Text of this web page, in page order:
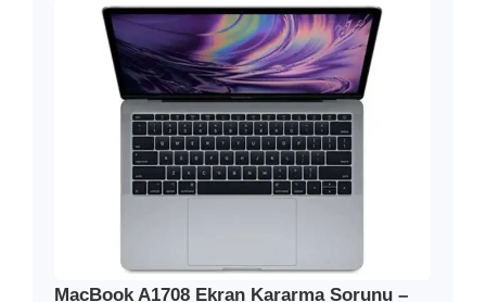
MacBook A1708 Ekran Kararma Sorunu –